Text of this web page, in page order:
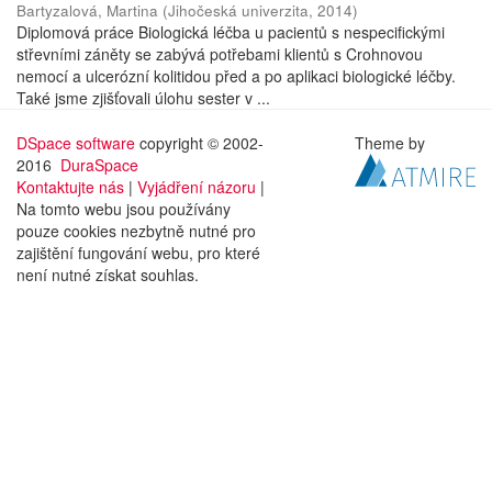
Bartyzalová, Martina (Jihočeská univerzita, 2014)
Diplomová práce Biologická léčba u pacientů s nespecifickými
střevními záněty se zabývá potřebami klientů s Crohnovou
nemocí a ulcerózní kolitidou před a po aplikaci biologické léčby.
Také jsme zjišťovali úlohu sester v ...
DSpace software copyright © 2002-
2016 DuraSpace
Kontaktujte nás | Vyjádření názoru |
Na tomto webu jsou používány
pouze cookies nezbytně nutné pro
zajištění fungování webu, pro které
není nutné získat souhlas.
Theme by